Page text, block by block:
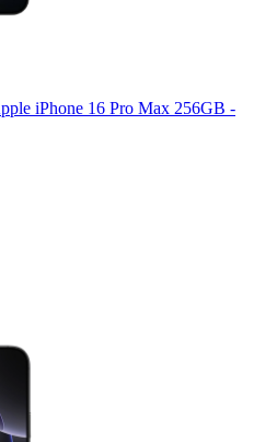
iPhone 16 Pro Max 256GB -